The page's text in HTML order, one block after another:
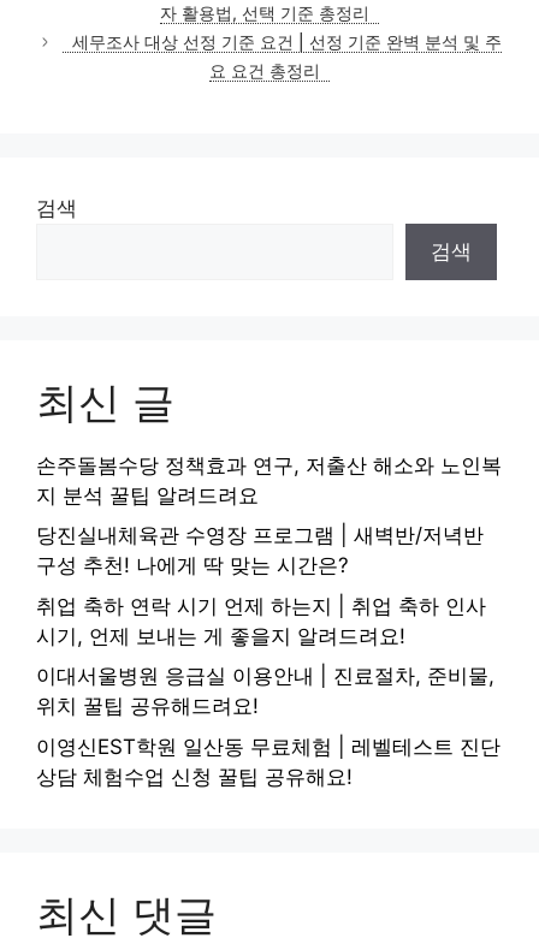
리
자 활용법, 선택 기준 총정리
세무조사 대상 선정 기준 요건 | 선정 기준 완벽 분석 및 주
요 요건 총정리
검색
검색
최신 글
손주돌봄수당 정책효과 연구, 저출산 해소와 노인복
지 분석 꿀팁 알려드려요
당진실내체육관 수영장 프로그램 | 새벽반/저녁반
구성 추천! 나에게 딱 맞는 시간은?
취업 축하 연락 시기 언제 하는지 | 취업 축하 인사
시기, 언제 보내는 게 좋을지 알려드려요!
이대서울병원 응급실 이용안내 | 진료절차, 준비물,
위치 꿀팁 공유해드려요!
이영신EST학원 일산동 무료체험 | 레벨테스트 진단
상담 체험수업 신청 꿀팁 공유해요!
최신 댓글